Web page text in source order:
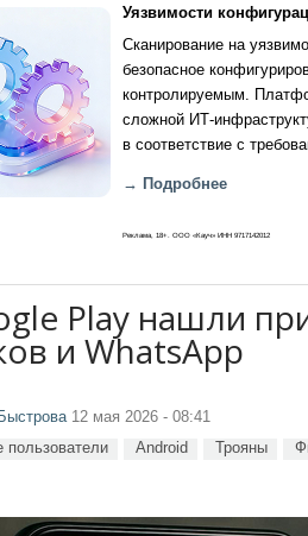
Уязвимости
Сканирование на
безопасное
контролируемым.
сложной ИТ-
в соответствие с
→ Подробнее
Реклама, 18+. ООО «Кауч» ИНН 9717142012
Play нашли
и WhatsApp
12 мая 2026 - 08:41
Android Трояны